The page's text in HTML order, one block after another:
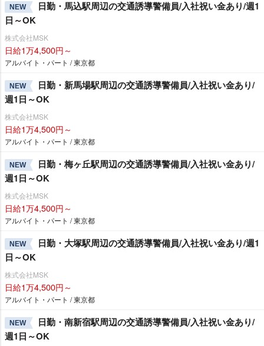
NEW
日勤・馬込駅周辺の交通誘導警備員/入社祝い金あり/週1
日～OK
株式会社MSK
日給1万4,500円～
アルバイト・パート / 東京都
NEW
日勤・新馬場駅周辺の交通誘導警備員/入社祝い金あり/
週1日～OK
株式会社MSK
日給1万4,500円～
アルバイト・パート / 東京都
NEW
日勤・梅ヶ丘駅周辺の交通誘導警備員/入社祝い金あり/
週1日～OK
株式会社MSK
日給1万4,500円～
アルバイト・パート / 東京都
NEW
日勤・大塚駅周辺の交通誘導警備員/入社祝い金あり/週1
日～OK
株式会社MSK
日給1万4,500円～
アルバイト・パート / 東京都
NEW
日勤・南新宿駅周辺の交通誘導警備員/入社祝い金あり/
週1日～OK